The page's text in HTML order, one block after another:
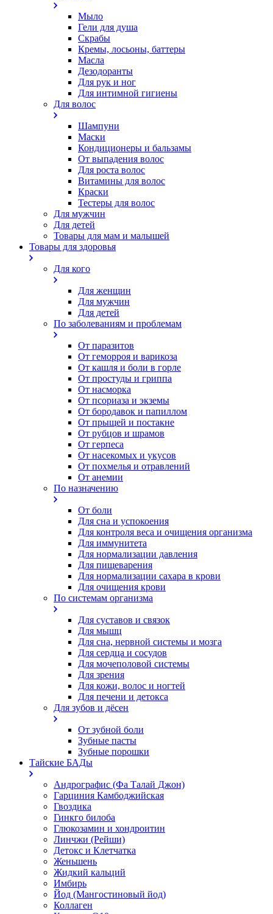
Мыло
Гели для душа
Скрабы
Кремы, лосьоны, баттеры
Масла
Дезодоранты
Для рук и ног
Для интимной гигиены
Для волос
Шампуни
Маски
Кондиционеры и бальзамы
От выпадения волос
Для роста волос
Витамины для волос
Краски
Тестеры для волос
Для мужчин
Для детей
Товары для мам и малышей
Товары для здоровья
Для кого
Для женщин
Для мужчин
Для детей
По заболеваниям и проблемам
От паразитов
Oт геморроя и варикоза
От кашля и боли в горле
От простуды и гриппа
От насморка
Oт псориаза и экземы
От бородавок и папиллом
От прыщей и постакне
От рубцов и шрамов
От герпеса
От насекомых и укусов
От похмелья и отравлений
От анемии
По назначению
От боли
Для сна и успокоения
Для контроля веса и очищения организма
Для иммунитета
Для нормализации давления
Для пищеварения
Для нормализации сахара в крови
Для очищения крови
По системам организма
Для суставов и связок
Для мышц
Для сна, нервной системы и мозга
Для сердца и сосудов
Для мочеполовой системы
Для зрения
Для кожи, волос и ногтей
Для печени и детокса
Для зубов и дёсен
От зубной боли
Зубные пасты
Зубные порошки
Тайские БАДы
Андрографис (Фа Талай Джон)
Гарциния Камбоджийская
Гвоздика
Гинкго билоба
Глюкозамин и хондроитин
Линчжи (Рейши)
Детокс и Клетчатка
Женьшень
Жидкий кальций
Имбирь
Йод (Мангостиновый йод)
Коллаген